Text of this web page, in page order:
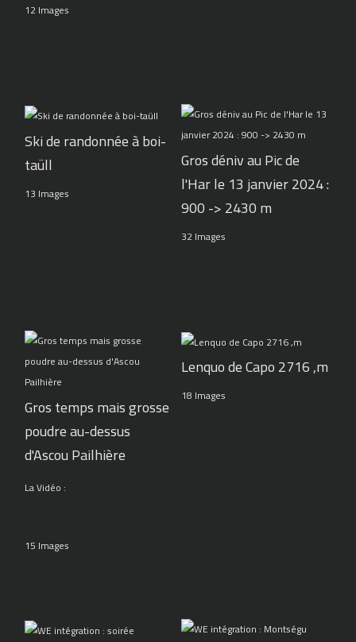
12 Images
Ski de randonnée à boi-
taüll
13 Images
Gros déniv au Pic de
l'Har le 13 janvier 2024 :
900 -> 2430 m
32 Images
Gros temps mais grosse
poudre au-dessus
d'Ascou Pailhière
La Vidéo :
15 Images
Lenquo de Capo 2716 ,m
18 Images